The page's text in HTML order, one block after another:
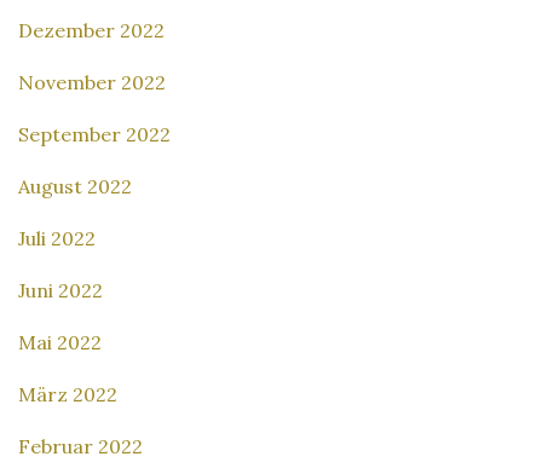
Dezember 2022
November 2022
September 2022
August 2022
Juli 2022
Juni 2022
Mai 2022
März 2022
Februar 2022